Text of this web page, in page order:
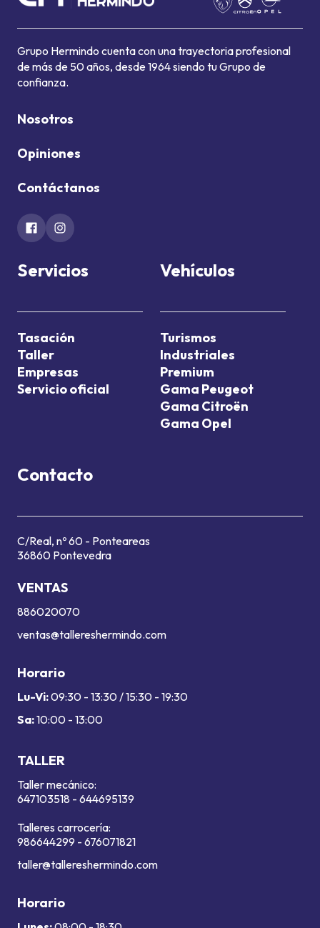
Grupo Hermindo cuenta con una trayectoria profesional
de más de 50 años, desde 1964 siendo tu Grupo de
confianza.
Nosotros
Opiniones
Contáctanos
Servicios
Tasación
Taller
Empresas
Servicio oficial
Vehículos
Turismos
Industriales
Premium
Gama Peugeot
Gama Citroën
Gama Opel
Contacto
C/Real, nº 60 - Ponteareas
36860 Pontevedra
VENTAS
886020070
ventas@tallereshermindo.com
Horario
Lu-Vi:09:30 - 13:30 / 15:30 - 19:30
Sa:10:00 - 13:00
TALLER
Taller mecánico:
647103518 - 644695139
Talleres carrocería:
986644299 - 676071821
taller@tallereshermindo.com
Horario